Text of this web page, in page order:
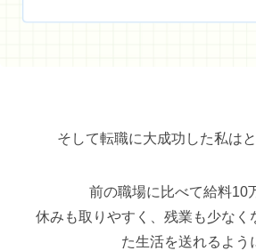
そして転職に大成功した私は
前の職場に比べて給料10
休みも取りやすく、残業も少なく
た生活を送れるよう